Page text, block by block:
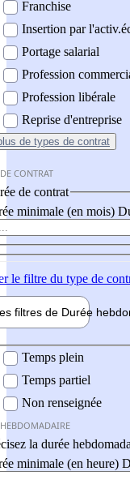
Franchise
Insertion par
Portage salarial
Profession
Profession libérale
Reprise d'entreprise
de types de contrat
CONTRAT
de contrat
minimale (en mois)
le filtre du type de
filtres de Durée hebdo
Temps plein
Temps partiel
Non renseignée
la durée
minimale (en heure)